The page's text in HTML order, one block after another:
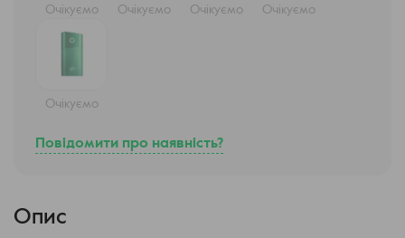
Очікуємо Очікуємо Очікуємо Очікуємо
Очікуємо
Повідомити про наявність?
Опис